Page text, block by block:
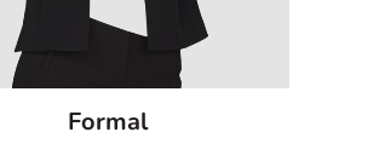
Formal